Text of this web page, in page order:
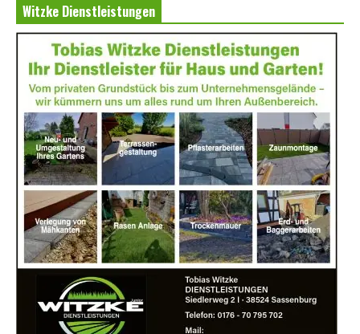
Witzke Dienstleistungen